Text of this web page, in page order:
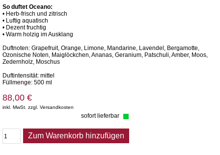
So duftet Oceano:
• Herb-frisch und zitrisch
• Luftig aquatisch
• Dezent fruchtig
• Warm holzig im Ausklang
Duftnoten: Grapefruit, Orange, Limone, Mandarine, Lavendel, Bergamotte,
Ozonische Noten, Maiglöckchen, Ananas, Geranium, Patschuli, Amber, Moos,
Zedernholz, Moschus
Duftintensität: mittel
Füllmenge: 500 ml
88,00 €
inkl. MwSt. zzgl. Versandkosten
sofort lieferbar
Zum Warenkorb hinzufügen